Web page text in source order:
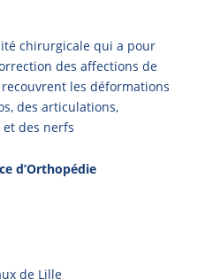
chirurgicale qui a pour
des affections de
les déformations
des articulations,
des nerfs
d’Orthopédie
de Lille